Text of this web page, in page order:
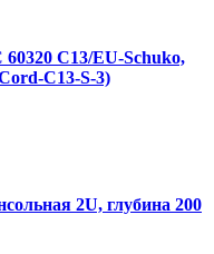
C13/EU-Schuko,
C13-S-3)
2U, глубина 200